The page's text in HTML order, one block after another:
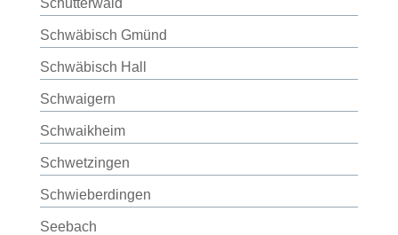
Schutterwald
Schwäbisch Gmünd
Schwäbisch Hall
Schwaigern
Schwaikheim
Schwetzingen
Schwieberdingen
Seebach